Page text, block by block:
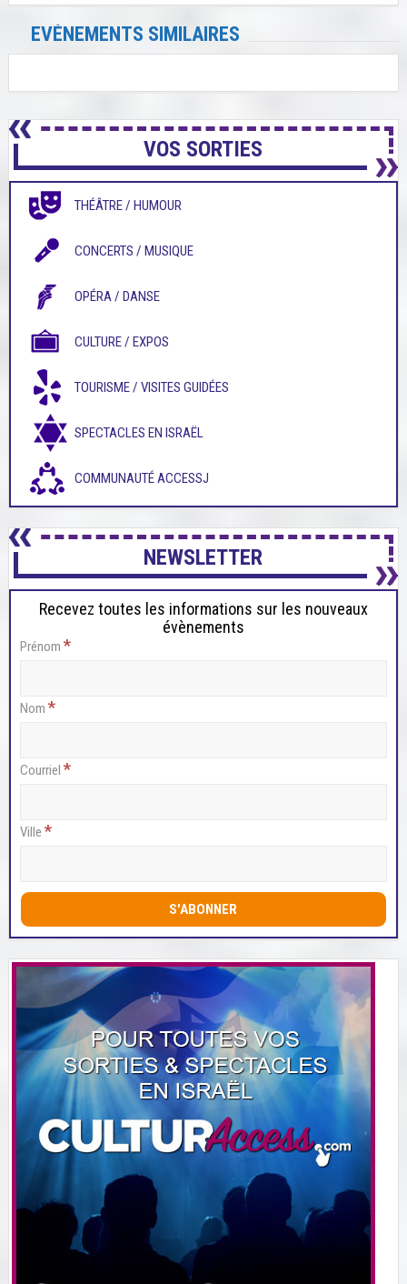
EVÉNEMENTS SIMILAIRES
VOS SORTIES
THÉÂTRE / HUMOUR
CONCERTS / MUSIQUE
OPÉRA / DANSE
CULTURE / EXPOS
TOURISME / VISITES GUIDÉES
SPECTACLES EN ISRAËL
COMMUNAUTÉ ACCESSJ
NEWSLETTER
Recevez toutes les informations sur les nouveaux
évènements
Prénom *
Nom *
Courriel *
Ville *